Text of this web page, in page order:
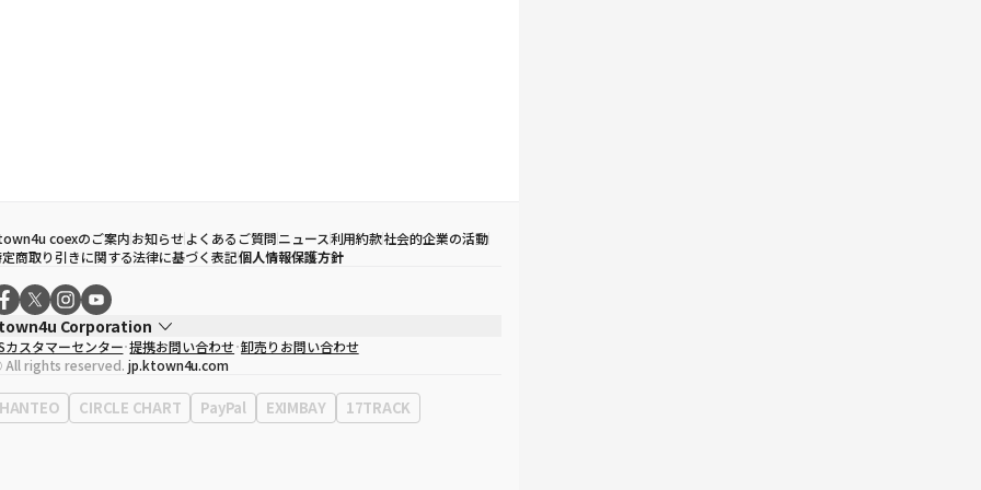
coexのご案内お知らせよくあるご質問ニュース利用約款社会的企業の活動
商取り引きに関する法律に基づく表記個人情報保護方針
Corporation
取締役
ソン・ヒョミン
業者登録番号120-87-71116
0120-23-7523
務所住所
ソウル特別市江南区永東大路513、3階(三成洞、coex)
カスタマーセンター 提携お問い合わせ 卸売りお問い合わせ
rights reserved. jp.ktown4u.com
HANTEO CIRCLE CHART PayPal EXIMBAY 17TRACK